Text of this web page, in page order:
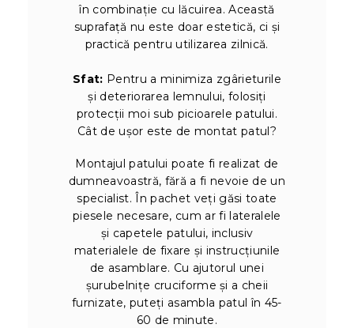
în combinație cu lăcuirea. Această
suprafață nu este doar estetică, ci și
practică pentru utilizarea zilnică.
Sfat: Pentru a minimiza zgârieturile
și deteriorarea lemnului, folosiți
protecții moi sub picioarele patului.
Cât de ușor este de montat patul?
Montajul patului poate fi realizat de
dumneavoastră, fără a fi nevoie de un
specialist. În pachet veți găsi toate
piesele necesare, cum ar fi lateralele
și capetele patului, inclusiv
materialele de fixare și instrucțiunile
de asamblare. Cu ajutorul unei
șurubelnițe cruciforme și a cheii
furnizate, puteți asambla patul în 45-
60 de minute.